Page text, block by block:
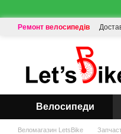
Ремонт велосипедів
Велосипеди
Веломагазин LetsBike